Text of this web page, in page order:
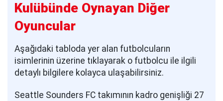
Kulübünde Oynayan Diğer
Oyuncular
Aşağıdaki tabloda yer alan futbolcuların
isimlerinin üzerine tıklayarak o futbolcu ile ilgili
detaylı bilgilere kolayca ulaşabilirsiniz.
Seattle Sounders FC takımının kadro genişliği 27